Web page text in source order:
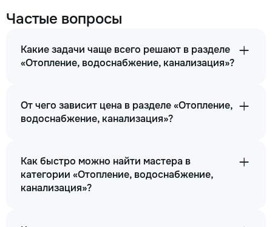
Частые вопросы
Какие задачи чаще всего решают в разделе
«Отопление, водоснабжение, канализация»?
От чего зависит цена в разделе «Отопление,
водоснабжение, канализация»?
Как быстро можно найти мастера в
категории «Отопление, водоснабжение,
канализация»?